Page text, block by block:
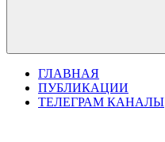
ГЛАВНАЯ
ПУБЛИКАЦИИ
ТЕЛЕГРАМ КАНАЛЫ